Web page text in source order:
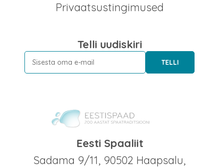
Privaatsustingimused
Telli uudiskiri
TELLI
Eesti Spaaliit
Sadama 9/11, 90502 Haapsalu,